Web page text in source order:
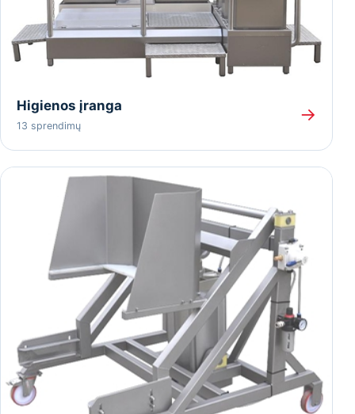
Higienos įranga
13 sprendimų
→